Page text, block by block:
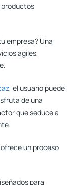
productos
empresa? Una
ágiles,
, el usuario puede
de una
que seduce a
un proceso
para